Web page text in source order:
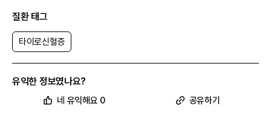
질환 태그
타이로신혈증
유익한 정보였나요?
네 유익해요 0 공유하기